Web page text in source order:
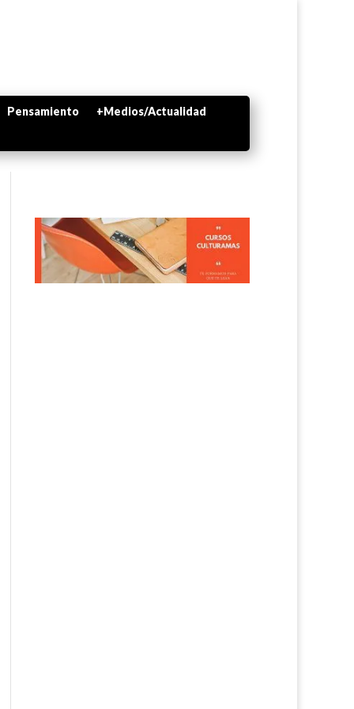
Pensamiento
+Medios/Actualidad